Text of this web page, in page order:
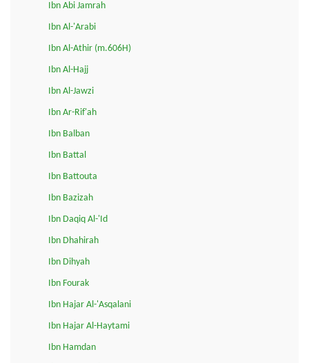
Ibn Abi Jamrah
Ibn Al-'Arabi
Ibn Al-Athir (m.606H)
Ibn Al-Hajj
Ibn Al-Jawzi
Ibn Ar-Rif'ah
Ibn Balban
Ibn Battal
Ibn Battouta
Ibn Bazizah
Ibn Daqiq Al-'Id
Ibn Dhahirah
Ibn Dihyah
Ibn Fourak
Ibn Hajar Al-'Asqalani
Ibn Hajar Al-Haytami
Ibn Hamdan